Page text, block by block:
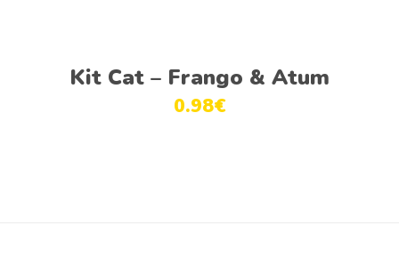
Ver opções
Kit Cat – Frango & Atum
0.98€